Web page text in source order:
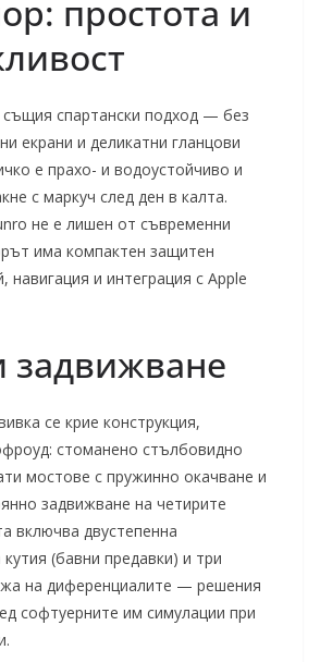
простота и
същия спартански подход — без
екрани и деликатни гланцови
е прахо- и водоустойчиво и
с маркуч след ден в калта.
не е лишен от съвременни
има компактен защитен
навигация и интеграция с Apple
задвижване
се крие конструкция,
стоманено стълбовидно
мостове с пружинно окачване и
задвижване на четирите
включва двустепенна
(бавни предавки) и три
на диференциалите — решения
софтуерните им симулации при